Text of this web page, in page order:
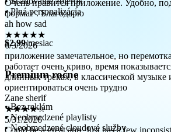
ah how sad
★★★★★
6/3/2026
приложение замечательное, но
работает очень криво, время
длинных треках, в классической музыке
ориентироваться очень трудно
Zane sherif
★★★★☆
5/31/2026
Could be a great app. Just has a few
import some DSD albums and way too hard
• Plná personalizácia
$2.99/mesiac
Premium ročne
• Bez reklám
• Neobmedzené playlisty
• Neobmedzené cloudové služby